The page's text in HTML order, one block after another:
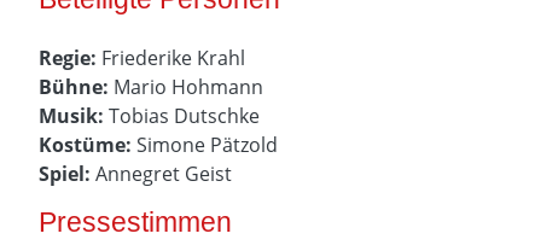
Regie: Friederike Krahl
Bühne: Mario Hohmann
Musik: Tobias Dutschke
Kostüme: Simone Pätzold
Spiel: Annegret Geist
Pressestimmen